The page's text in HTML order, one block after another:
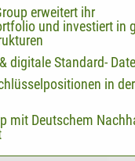
erweitert ihr
und investiert in
digitale Standard-
in
mit Deutschem